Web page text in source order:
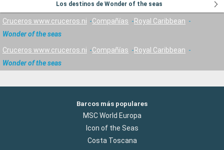
Los destinos de Wonder of the seas
Cruceros www.cruceros.ni Compañías
Royal Caribbean
Wonder of the seas
Cruceros www.cruceros.ni Compañías
Royal Caribbean
Wonder of the seas
Barcos más populares
MSC World Europa
Icon of the Seas
Costa Toscana